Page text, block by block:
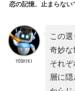
恋の記憶、止まらない
YOSHIKI
この
奇妙な
それ
層に